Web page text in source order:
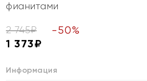
фианитами
2 745₽ -50%
1 373₽
Информация